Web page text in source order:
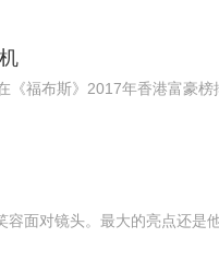
《福布斯》2017年香港富豪榜
面对镜头。最大的亮点还是